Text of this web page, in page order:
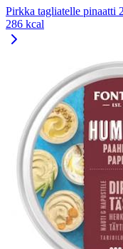
Pirkka tagliatelle pinaatti
286 kcal